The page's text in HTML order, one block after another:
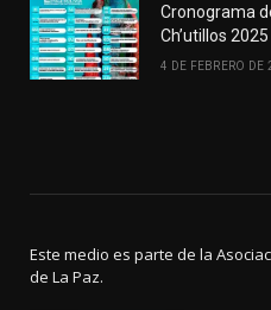
Cronograma
Ch’utillos 2025
4 DE FEBRERO DE
Este medio es parte de la
de La Paz.